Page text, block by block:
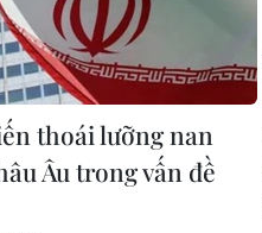
thoái lưỡng nan
Âu trong vấn đề